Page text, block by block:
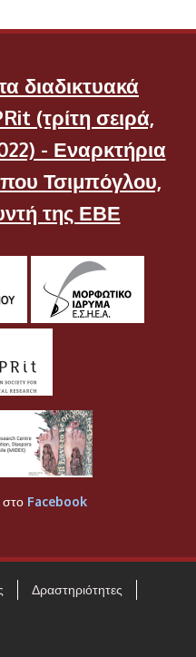
διαδικτυακά
(τρίτη σειρά,
- Εναρκτήρια
Τσιμπόγλου,
της ΕΒΕ
στο Facebook
Δραστηριότητες